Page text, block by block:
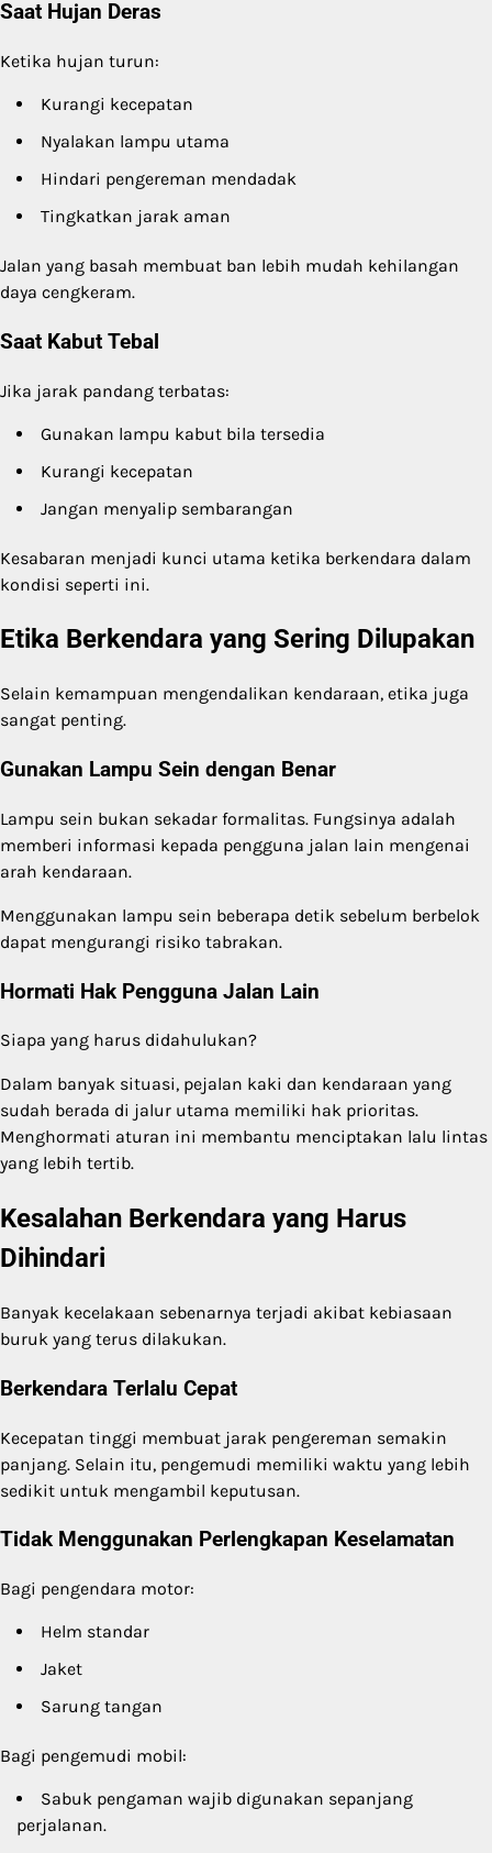
Saat Hujan Deras
Ketika hujan turun:
Kurangi kecepatan
Nyalakan lampu utama
Hindari pengereman mendadak
Tingkatkan jarak aman
Jalan yang basah membuat ban lebih mudah kehilangan
daya cengkeram.
Saat Kabut Tebal
Jika jarak pandang terbatas:
Gunakan lampu kabut bila tersedia
Kurangi kecepatan
Jangan menyalip sembarangan
Kesabaran menjadi kunci utama ketika berkendara dalam
kondisi seperti ini.
Etika Berkendara yang Sering Dilupakan
Selain kemampuan mengendalikan kendaraan, etika juga
sangat penting.
Gunakan Lampu Sein dengan Benar
Lampu sein bukan sekadar formalitas. Fungsinya adalah
memberi informasi kepada pengguna jalan lain mengenai
arah kendaraan.
Menggunakan lampu sein beberapa detik sebelum berbelok
dapat mengurangi risiko tabrakan.
Hormati Hak Pengguna Jalan Lain
Siapa yang harus didahulukan?
Dalam banyak situasi, pejalan kaki dan kendaraan yang
sudah berada di jalur utama memiliki hak prioritas.
Menghormati aturan ini membantu menciptakan lalu lintas
yang lebih tertib.
Kesalahan Berkendara yang Harus
Dihindari
Banyak kecelakaan sebenarnya terjadi akibat kebiasaan
buruk yang terus dilakukan.
Berkendara Terlalu Cepat
Kecepatan tinggi membuat jarak pengereman semakin
panjang. Selain itu, pengemudi memiliki waktu yang lebih
sedikit untuk mengambil keputusan.
Tidak Menggunakan Perlengkapan Keselamatan
Bagi pengendara motor:
Helm standar
Jaket
Sarung tangan
Bagi pengemudi mobil:
Sabuk pengaman wajib digunakan sepanjang
perjalanan.